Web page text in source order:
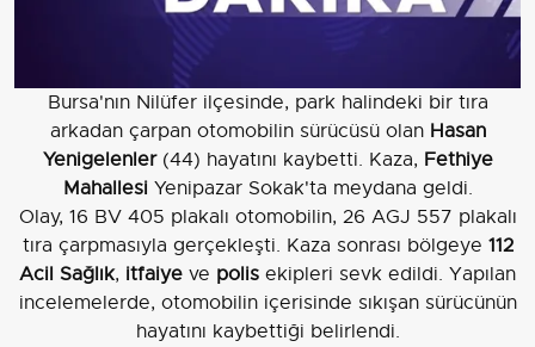
Bursa'nın Nilüfer ilçesinde, park halindeki bir tıra
arkadan çarpan otomobilin sürücüsü olan Hasan
Yenigelenler(44) hayatını kaybetti. Kaza, Fethiye
MahallesiYenipazar Sokak'ta meydana geldi.
Olay, 16 BV 405 plakalı otomobilin, 26 AGJ 557 plakalı
tıra çarpmasıyla gerçekleşti. Kaza sonrası bölgeye 112
Acil Sağlık, itfaiye ve polis ekipleri sevk edildi. Yapılan
incelemelerde, otomobilin içerisinde sıkışan sürücünün
hayatını kaybettiği belirlendi.